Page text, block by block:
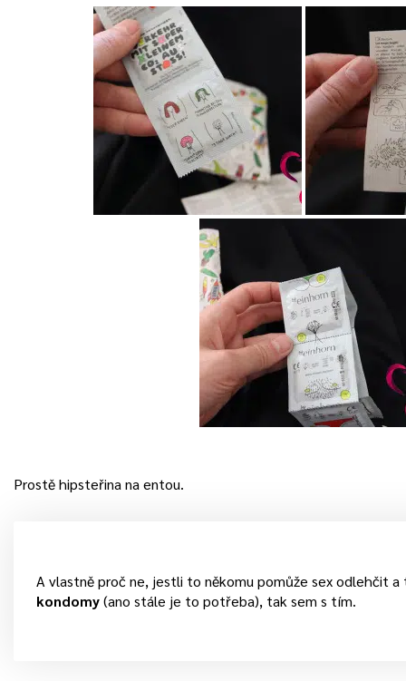
Prostě hipsteřina na entou.
A vlastně proč ne, jestli to někomu pomůže sex odlehčit
kondomy(ano stále je to potřeba), tak sem s tím.